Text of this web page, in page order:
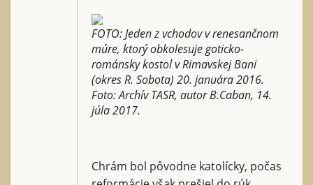
FOTO: Jeden z vchodov v renesančnom
múre, ktorý obkolesuje goticko-
románsky kostol v Rimavskej Bani
(okres R. Sobota) 20. januára 2016.
Foto: Archív TASR, autor B.Caban, 14.
júla 2017.
Chrám bol pôvodne katolícky, počas